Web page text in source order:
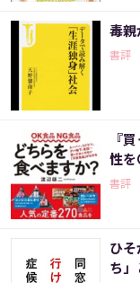
毒親
書評
『
性
書評
ひ
ち